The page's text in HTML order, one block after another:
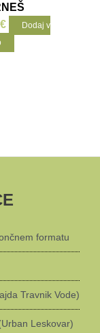
€
Dodaj v
formatu
Travnik Vode)
Leskovar)